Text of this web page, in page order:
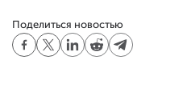
Поделиться новостью